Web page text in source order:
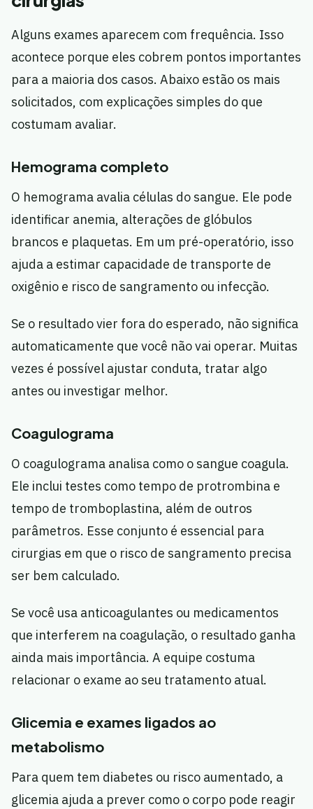
Alguns exames aparecem com frequência. Isso
acontece porque eles cobrem pontos importantes
para a maioria dos casos. Abaixo estão os mais
solicitados, com explicações simples do que
costumam avaliar.
Hemograma completo
O hemograma avalia células do sangue. Ele pode
identificar anemia, alterações de glóbulos
brancos e plaquetas. Em um pré-operatório, isso
ajuda a estimar capacidade de transporte de
oxigênio e risco de sangramento ou infecção.
Se o resultado vier fora do esperado, não significa
automaticamente que você não vai operar. Muitas
vezes é possível ajustar conduta, tratar algo
antes ou investigar melhor.
Coagulograma
O coagulograma analisa como o sangue coagula.
Ele inclui testes como tempo de protrombina e
tempo de tromboplastina, além de outros
parâmetros. Esse conjunto é essencial para
cirurgias em que o risco de sangramento precisa
ser bem calculado.
Se você usa anticoagulantes ou medicamentos
que interferem na coagulação, o resultado ganha
ainda mais importância. A equipe costuma
relacionar o exame ao seu tratamento atual.
Glicemia e exames ligados ao
metabolismo
Para quem tem diabetes ou risco aumentado, a
glicemia ajuda a prever como o corpo pode reagir